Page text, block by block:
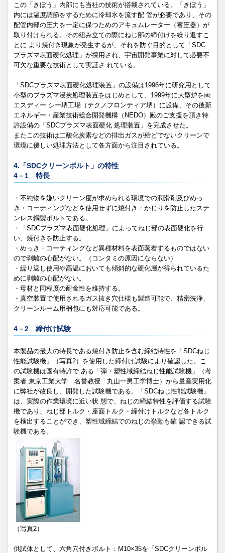
この「きぼう」内部にも当社の技術が搭載されている。「きぼう」
内には温度調節をするために冷却水を流す配 管が必要であり、その
配管内部の圧力を一定に保つためのアキュムレーター（蓄圧器）が
取り付けられる。その組み立ての際にねじ部の締付けを繰り返すこ
とに より焼付き現象が発生するが、それを防ぐ目的として「SDC
プラズマ表面硬化処理」が採用され、宇宙開発事業に対して必要不
可欠な重要な技術として実証さ れている。
「SDCプラズマ表面硬化処理装置」の設備は1996年に研究用として
小型のプラズマ浸炭処理装置をはじめとして、1999年に大型炉を㈱
エスディー シー堺工場（テクノフロンティア堺）に設備、その後新
エネルギー・産業技術総合開発機構（NEDO）殿のご支援を頂き特
許設備の「SDCプラズマ表面硬化 処理装置」を完成させた。
またこの技術は二酸化炭素などの排出ガスが殆どでないクリーンで
環境に優しい処理方法として各方面から注目されている。
4.「SDCクリーンボルト」の特性
4－1 特長
・不純物を嫌いクリーン度が求められる環境での潤滑剤及びめっ
き・コーティングなどを使用せずに焼付き・かじりを防止したステ
ンレス鋼製ボルトである。
・「SDCプラズマ表面硬化処理」によってねじ部の表面硬化を行
い、焼付きを防止する。
・めっき・コーティングなど異種材料を表面蒸着するものではない
ので剥離の心配がない。（コンタミの原因にならない）
・繰り返し使用や高温においても傾斜的な硬化層が得られているた
めに剥離の心配がない。
・母材と同程度の耐食性を維持する。
・真空装置で使用されるガス抜き穴仕様も製造可能で、精密洗浄、
クリーンルーム用梱包にも対応可能である。
4－2 締付け試験
本製品の最大の特長である焼付き防止を含む締結特性を「SDCねじ
性能試験機」（写真2）を使用した締付け試験により確認した。こ
の試験機は国有特許で ある「弾・塑性域締結ねじ性能試験機」（考
案者 東京工業大学 名誉教授 丸山一男工学博士）から量産実用化
に弊社が改良し、開発した試験機である。「SDCねじ性能試験機」
は、実際の作業環境に近い状 態で、ねじの締結特性を評価する試験
機であり、ねじ部トルク・座面トルク・締付けトルクなど各トルク
を検出することができ、塑性域締結でのねじの挙動も確 認できる試
験機である。
（写真2）
供試体として、六角穴付きボルト：M10×35を「SDCクリーンボル